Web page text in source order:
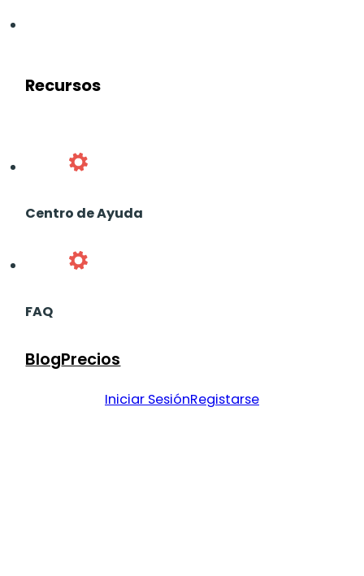
Recursos
Centro de Ayuda
FAQ
BlogPrecios
Iniciar SesiónRegistarse